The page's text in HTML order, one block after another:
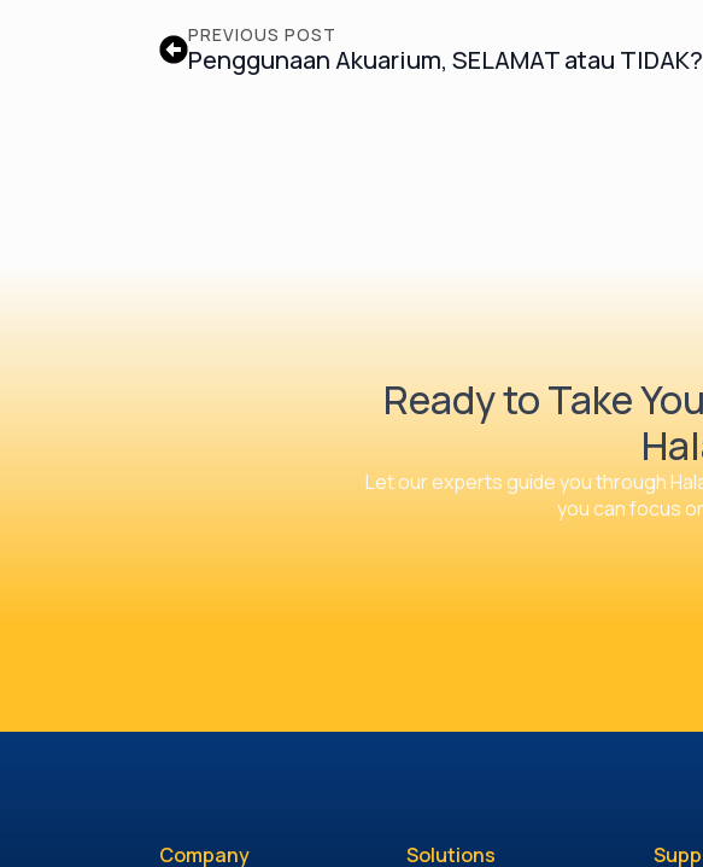
PREVIOUS POST
Penggunaan Akuarium, SELAMAT atau TIDAK?
Ready to Take
Let our experts guide you through
you can focus
Company Solutions